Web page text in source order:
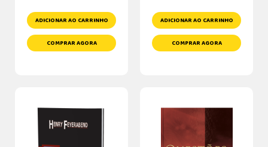
ADICIONAR AO CARRINHO
COMPRAR AGORA
ADICIONAR AO CARRINHO
COMPRAR AGORA